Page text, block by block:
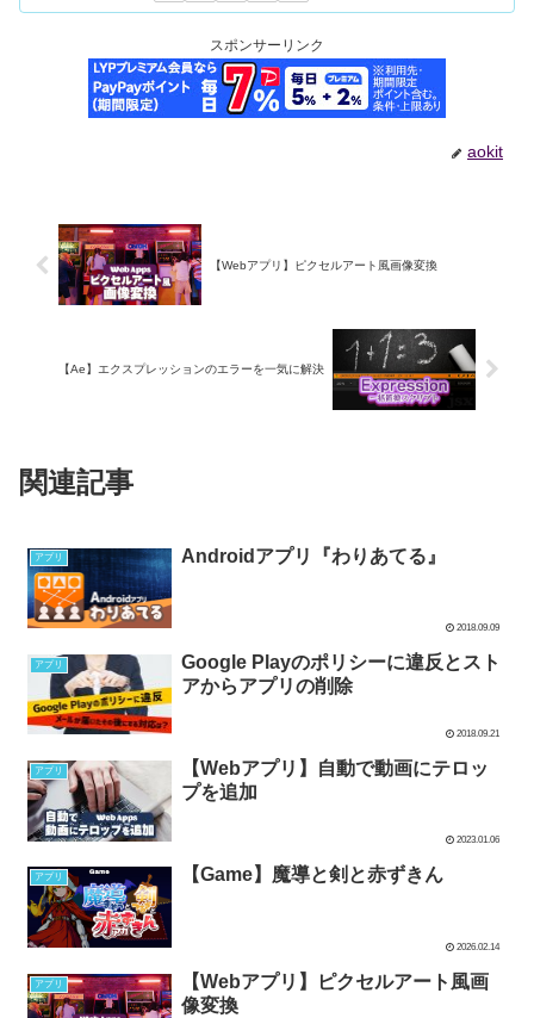
スポンサーリンク
aokit
【Webアプリ】ピクセルアート風画像変換
【Ae】エクスプレッションのエラーを一気に解決
関連記事
アプリ Androidアプリ『わりあてる』
2018.09.09
アプリ
Google Playのポリシーに違反とスト
アからアプリの削除
2018.09.21
アプリ
【Webアプリ】自動で動画にテロッ
プを追加
2023.01.06
アプリ 【Game】魔導と剣と赤ずきん
2026.02.14
アプリ
【Webアプリ】ピクセルアート風画
像変換